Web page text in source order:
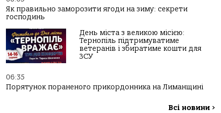
Як правильно заморозити ягоди на зиму: секрети
господинь
День міста з великою місією:
Тернопіль підтримуватиме
ветеранів і збиратиме кошти для
ЗСУ
06:35
Порятунок пораненого прикордонника на Лиманщині
Всі новини >